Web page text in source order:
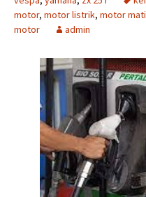
motor, motor listrik, motor
motor
admin